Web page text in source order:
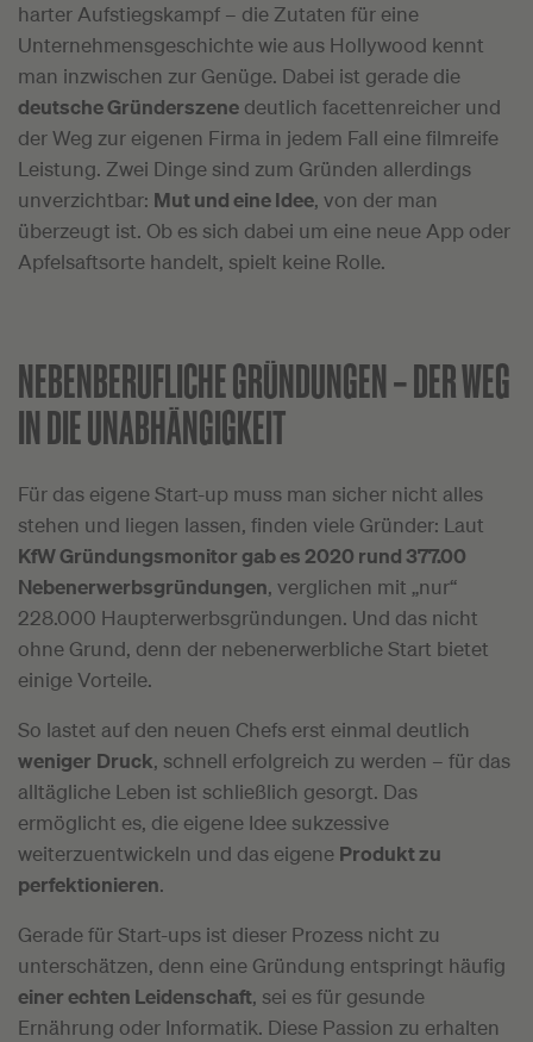
harter Aufstiegskampf – die Zutaten für eine
Unternehmensgeschichte wie aus Hollywood kennt
man inzwischen zur Genüge. Dabei ist gerade die
deutsche Gründerszene deutlich facettenreicher und
der Weg zur eigenen Firma in jedem Fall eine filmreife
Leistung. Zwei Dinge sind zum Gründen allerdings
unverzichtbar: Mut und eine Idee, von der man
überzeugt ist. Ob es sich dabei um eine neue App oder
Apfelsaftsorte handelt, spielt keine Rolle.
NEBENBERUFLICHE GRÜNDUNGEN –DER WEG
IN DIE UNABHÄNGIGKEIT
Für das eigene Start-up muss man sicher nicht alles
stehen und liegen lassen, finden viele Gründer: Laut
KfW Gründungsmonitor gab es 2020 rund 377.00
Nebenerwerbsgründungen, verglichen mit „nur“
228.000 Haupterwerbsgründungen. Und das nicht
ohne Grund, denn der nebenerwerbliche Start bietet
einige Vorteile.
So lastet auf den neuen Chefs erst einmal deutlich
weniger Druck, schnell erfolgreich zu werden – für das
alltägliche Leben ist schließlich gesorgt. Das
ermöglicht es, die eigene Idee sukzessive
weiterzuentwickeln und das eigene Produkt zu
perfektionieren.
Gerade für Start-ups ist dieser Prozess nicht zu
unterschätzen, denn eine Gründung entspringt häufig
einer echten Leidenschaft, sei es für gesunde
Ernährung oder Informatik. Diese Passion zu erhalten